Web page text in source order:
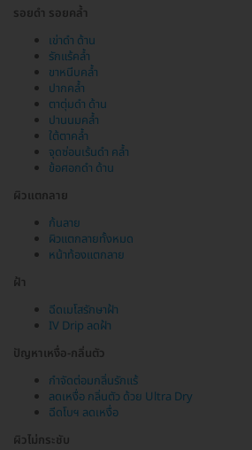
รอยดำ รอยคล้ำ
เข่าดำ ด้าน
รักแร้คล้ำ
ขาหนีบคล้ำ
ปากคล้ำ
ตาตุ่มดำ ด้าน
ปานนมคล้ำ
ใต้ตาคล้ำ
จุดซ่อนเร้นดำ คล้ำ
ข้อศอกดำ ด้าน
ผิวแตกลาย
ก้นลาย
ผิวแตกลายทั้งหมด
หน้าท้องแตกลาย
ฝ้า
ฉีดเมโสรักษาฝ้า
IV Drip ลดฝ้า
ปัญหาเหงื่อ-กลิ่นตัว
กำจัดต่อมกลิ่นรักแร้
ลดเหงื่อ กลิ่นตัว ด้วย Ultra Dry
ฉีดโบฯ ลดเหงื่อ
ผิวไม่กระชับ